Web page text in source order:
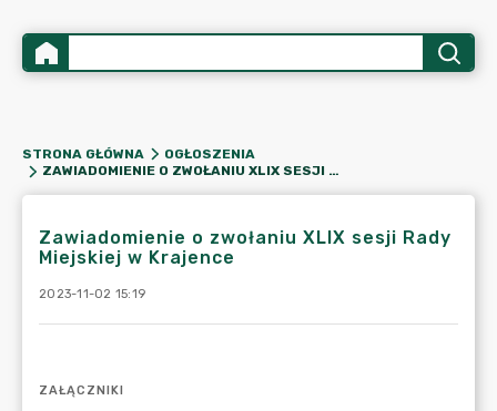
STRONA GŁÓWNA
OGŁOSZENIA
ZAWIADOMIENIE O ZWOŁANIU XLIX SESJI RADY MIEJSKIEJ W KRAJENCE
Zawiadomienie o zwołaniu XLIX sesji Rady
Miejskiej w Krajence
2023-11-02 15:19
ZAŁĄCZNIKI